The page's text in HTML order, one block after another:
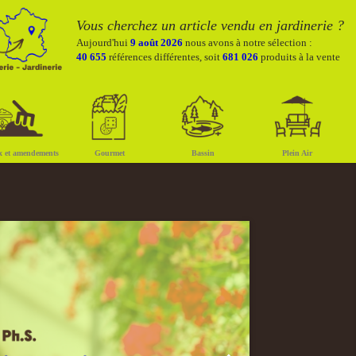
Vous cherchez un article vendu en jardinerie ?
Aujourd'hui 9 août 2026 nous avons à notre sélection :
40 655 références différentes, soit 681 026 produits à la vente
et amendements Gourmet Bassin Plein Air
Suivant